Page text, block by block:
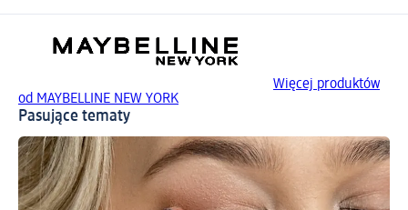
Więcej produktów
od MAYBELLINE NEW YORK
Pasujące tematy